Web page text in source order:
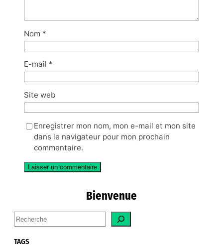
Nom *
E-mail *
Site web
Enregistrer mon nom, mon e-mail et mon site
dans le navigateur pour mon prochain
commentaire.
Bienvenue
S
e
a
TAGS